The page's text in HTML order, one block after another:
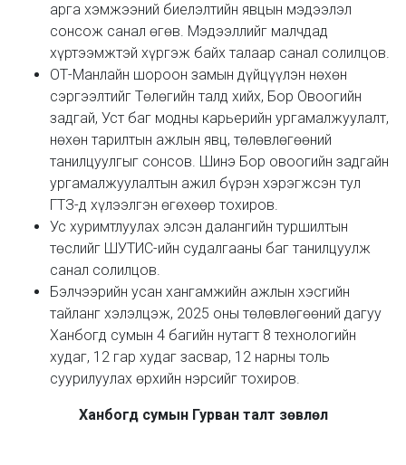
арга хэмжээний биелэлтийн явцын мэдээлэл
сонсож санал өгөв. Мэдээллийг малчдад
хүртээмжтэй хүргэж байх талаар санал солилцов.
ОТ-Манлайн шороон замын дүйцүүлэн нөхөн
сэргээлтийг Төлөгийн талд хийх, Бор Овоогийн
задгай, Уст баг модны карьерийн ургамалжуулалт,
нөхөн тарилтын ажлын явц, төлөвлөгөөний
танилцуулгыг сонсов. Шинэ Бор овоогийн задгайн
ургамалжуулалтын ажил бүрэн хэрэгжсэн тул
ГТЗ-д хүлээлгэн өгөхөөр тохиров.
Ус хуримтлуулах элсэн далангийн туршилтын
төслийг ШУТИС-ийн судалгааны баг танилцуулж
санал солилцов.
Бэлчээрийн усан хангамжийн ажлын хэсгийн
тайланг хэлэлцэж, 2025 оны төлөвлөгөөний дагуу
Ханбогд сумын 4 багийн нутагт 8 технологийн
худаг, 12 гар худаг засвар, 12 нарны толь
суурилуулах өрхийн нэрсийг тохиров.
Ханбогд сумын Гурван талт зөвлөл